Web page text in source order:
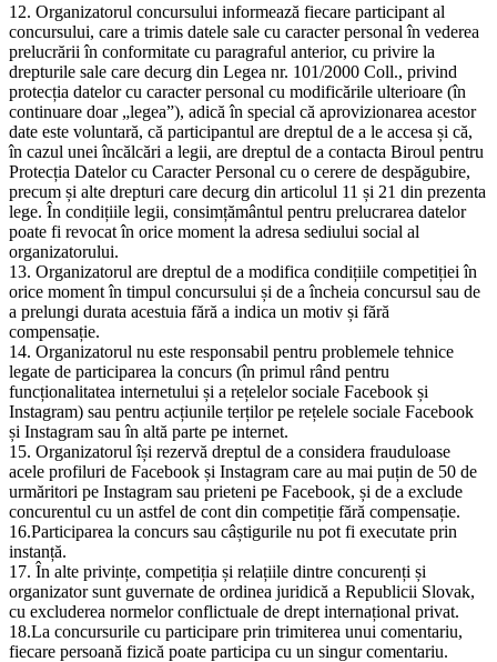
12. Organizatorul concursului informează fiecare participant al
concursului, care a trimis datele sale cu caracter personal în vederea
prelucrării în conformitate cu paragraful anterior, cu privire la
drepturile sale care decurg din Legea nr. 101/2000 Coll., privind
protecția datelor cu caracter personal cu modificările ulterioare (în
continuare doar „legea”), adică în special că aprovizionarea acestor
date este voluntară, că participantul are dreptul de a le accesa și că,
în cazul unei încălcări a legii, are dreptul de a contacta Biroul pentru
Protecția Datelor cu Caracter Personal cu o cerere de despăgubire,
precum și alte drepturi care decurg din articolul 11 și 21 din prezenta
lege. În condițiile legii, consimțământul pentru prelucrarea datelor
poate fi revocat în orice moment la adresa sediului social al
organizatorului.
13. Organizatorul are dreptul de a modifica condițiile competiției în
orice moment în timpul concursului și de a încheia concursul sau de
a prelungi durata acestuia fără a indica un motiv și fără
compensație.
14. Organizatorul nu este responsabil pentru problemele tehnice
legate de participarea la concurs (în primul rând pentru
funcționalitatea internetului și a rețelelor sociale Facebook și
Instagram) sau pentru acțiunile terților pe rețelele sociale Facebook
și Instagram sau în altă parte pe internet.
15. Organizatorul își rezervă dreptul de a considera frauduloase
acele profiluri de Facebook și Instagram care au mai puțin de 50 de
urmăritori pe Instagram sau prieteni pe Facebook, și de a exclude
concurentul cu un astfel de cont din competiție fără compensație.
16.Participarea la concurs sau câștigurile nu pot fi executate prin
instanță.
17. În alte privințe, competiția și relațiile dintre concurenți și
organizator sunt guvernate de ordinea juridică a Republicii Slovak,
cu excluderea normelor conflictuale de drept internațional privat.
18.La concursurile cu participare prin trimiterea unui comentariu,
fiecare persoană fizică poate participa cu un singur comentariu.